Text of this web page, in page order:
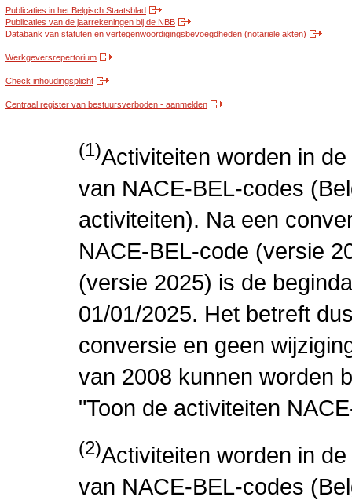
Publicaties in het Belgisch Staatsblad
Publicaties van de jaarrekeningen bij de NBB
Databank van statuten en vertegenwoordigingsbevoegdheden (notariële akten)
Werkgeversrepertorium
Check inhoudingsplicht
Centraal register van bestuursverboden - aanmelden
(1)Activiteiten worden in
van NACE-BEL-codes
activiteiten). Na een
NACE-BEL-code (versie
(versie 2025) is de
01/01/2025. Het betreft
conversie en geen
van 2008 kunnen worden
"Toon de activiteiten
(2)Activiteiten worden in
van NACE-BEL-codes